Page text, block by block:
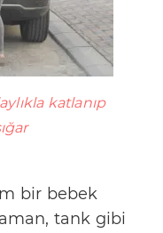
katlanıp
bir bebek
tank gibi